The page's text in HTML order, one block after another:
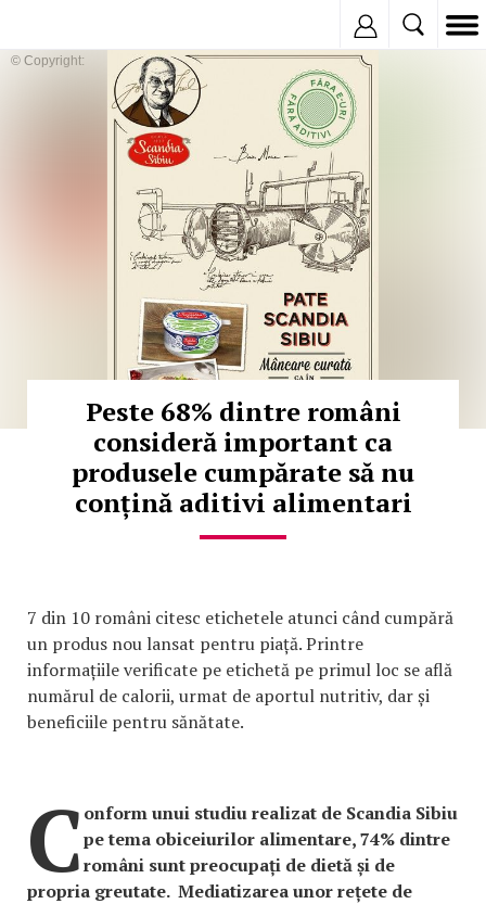
© Copyright:
Peste 68% dintre români
consideră important ca
produsele cumpărate să nu
conțină aditivi alimentari
7 din 10 români citesc etichetele atunci când cumpără
un produs nou lansat pentru piață. Printre
informațiile verificate pe etichetă pe primul loc se află
numărul de calorii, urmat de aportul nutritiv, dar și
beneficiile pentru sănătate.
C onform unui studiu realizat de Scandia Sibiu
pe tema obiceiurilor alimentare, 74% dintre
români sunt preocupați de dietă și de
propria greutate. Mediatizarea unor rețete de